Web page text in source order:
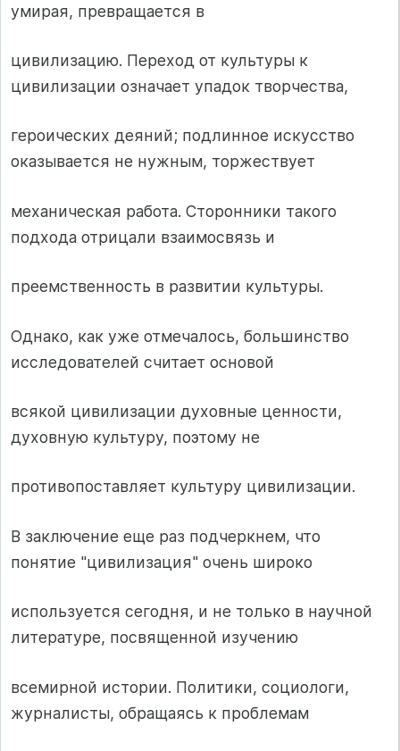
умирая, превращается в
цивилизацию. Переход от культуры к
цивилизации означает упадок творчества,
героических деяний; подлинное искусство
оказывается не нужным, торжествует
механическая работа. Сторонники такого
подхода отрицали взаимосвязь и
преемственность в развитии культуры.
Однако, как уже отмечалось, большинство
исследователей считает основой
всякой цивилизации духовные ценности,
духовную культуру, поэтому не
противопоставляет культуру цивилизации.
В заключение еще раз подчеркнем, что
понятие "цивилизация" очень широко
используется сегодня, и не только в научной
литературе, посвященной изучению
всемирной истории. Политики, социологи,
журналисты, обращаясь к проблемам